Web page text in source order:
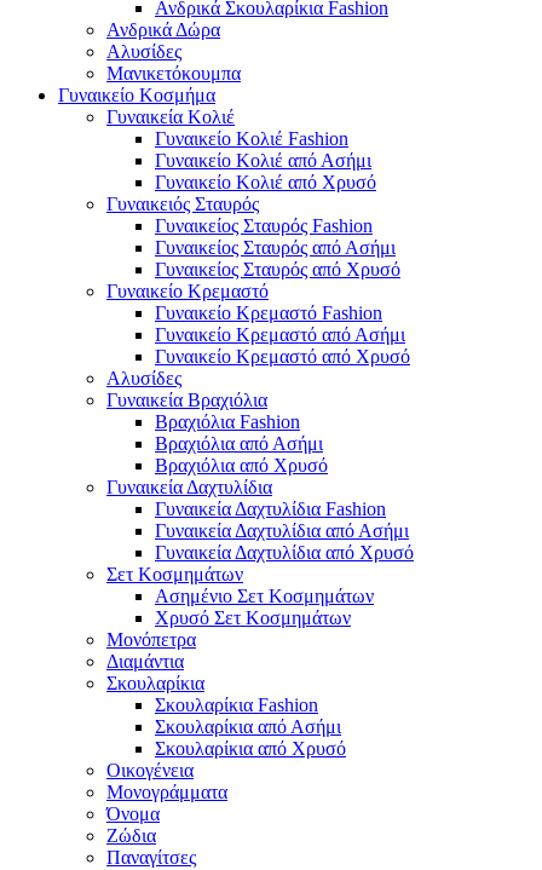
Ανδρικά Σκουλαρίκια Fashion
Ανδρικά Δώρα
Αλυσίδες
Μανικετόκουμπα
Γυναικείο Κοσμήμα
Γυναικεία Κολιέ
Γυναικείο Κολιέ Fashion
Γυναικείο Κολιέ από Ασήμι
Γυναικείο Κολιέ από Χρυσό
Γυναικειός Σταυρός
Γυναικείος Σταυρός Fashion
Γυναικείος Σταυρός από Ασήμι
Γυναικείος Σταυρός από Χρυσό
Γυναικείο Κρεμαστό
Γυναικείο Κρεμαστό Fashion
Γυναικείο Κρεμαστό από Ασήμι
Γυναικείο Κρεμαστό από Χρυσό
Αλυσίδες
Γυναικεία Βραχιόλια
Βραχιόλια Fashion
Βραχιόλια από Ασήμι
Βραχιόλια από Χρυσό
Γυναικεία Δαχτυλίδια
Γυναικεία Δαχτυλίδια Fashion
Γυναικεία Δαχτυλίδια από Ασήμι
Γυναικεία Δαχτυλίδια από Χρυσό
Σετ Κοσμημάτων
Ασημένιο Σετ Κοσμημάτων
Χρυσό Σετ Κοσμημάτων
Μονόπετρα
Διαμάντια
Σκουλαρίκια
Σκουλαρίκια Fashion
Σκουλαρίκια από Ασήμι
Σκουλαρίκια από Χρυσό
Οικογένεια
Μονογράμματα
Όνομα
Ζώδια
Παναγίτσες